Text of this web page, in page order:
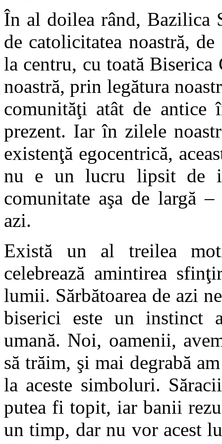
În al doilea rând, Bazilica
de catolicitatea noastră,
la centru, cu toată Biserica
noastră, prin legătura
comunităţi atât de
prezent. Iar în zilele
existenţă egocentrică,
nu e un lucru lipsit de
comunitate aşa de largă –
azi.
Există un al treilea
celebrează amintirea
lumii. Sărbătoarea de azi
biserici este un instinct
umană. Noi, oamenii,
să trăim, şi mai degrabă
la aceste simboluri.
putea fi topit, iar banii
un timp, dar nu vor acest